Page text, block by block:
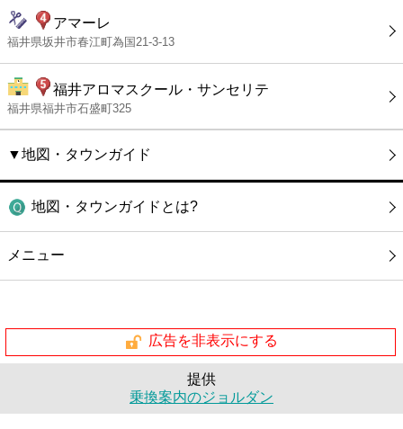
アマーレ
福井県坂井市春江町為国21-3-13
福井アロマスクール・サンセリテ
福井県福井市石盛町325
▼地図・タウンガイド
地図・タウンガイドとは?
メニュー
広告を非表示にする
提供
乗換案内のジョルダン